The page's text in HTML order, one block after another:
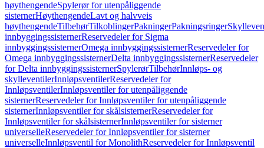
høythengendeSpylerør for utenpåliggende
sisternerHøythengendeLavt og halvveis
høythengendeTilbehørTilkoblingerPakningerPakningsringer
innbyggingssisternerReservedeler for Sigma
innbyggingssisternerOmega innbyggingssisternerReservedeler for
Omega innbyggingssisternerDelta innbyggingssisternerReservedeler
for Delta innbyggingssisternerSpylerørTilbehørInnløps- og
skylleventilerInnløpsventilerReservedeler for
InnløpsventilerInnløpsventiler for utenpåliggende
sisternerReservedeler for Innløpsventiler for utenpåliggende
sisternerInnløpsventiler for skålsisternerReservedeler for
Innløpsventiler for skålsisternerInnløpsventiler for sisterner
universelleReservedeler for Innløpsventiler for sisterner
universelleInnløpsventil for MonolithReservedeler for Innløpsventil